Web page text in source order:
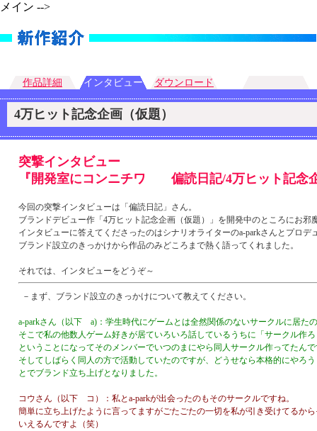
メイン -->
作品詳細 インタビュー ダウンロード
4万ヒット記念企画（仮題）
突撃インタビュー
『開発室にコンニチワ 偏読日記/4万ヒット記念
今回の突撃インタビューは「偏読日記」さん。
ブランドデビュー作「4万ヒット記念企画（仮題）」を開発中のところにお邪
インタビューに答えてくださったのはシナリオライターのa-parkさんとプロ
ブランド設立のきっかけから作品のみどころまで熱く語ってくれました。
それでは、インタビューをどうぞ～
－まず、ブランド設立のきっかけについて教えてください。
a-parkさん（以下 a)：学生時代にゲームとは全然関係のないサークルに居た
そこで私の他数人ゲーム好きが居ていろいろ話しているうちに「サークル作
ということになってそのメンバーでいつのまにやら同人サークル作ってたん
そしてしばらく同人の方で活動していたのですが、どうせなら本格的にやろ
とでブランド立ち上げとなりました。
コウさん（以下 コ）：私とa-parkが出会ったのもそのサークルですね。
簡単に立ち上げたように言ってますがごたごたの一切を私が引き受けてるか
いえるんですよ（笑）